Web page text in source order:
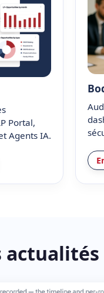
Portal,
Agents IA.
actualités